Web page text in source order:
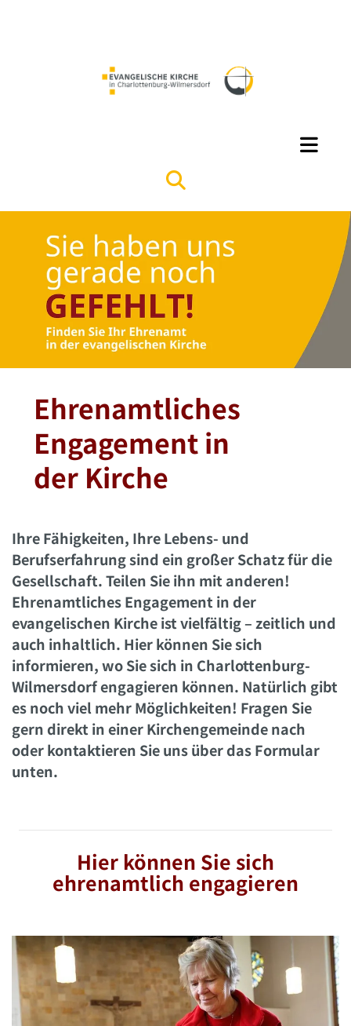
Ehrenamtliches
Engagement in
der Kirche
Ihre Fähigkeiten, Ihre Lebens- und
Berufserfahrung sind ein großer Schatz für die
Gesellschaft. Teilen Sie ihn mit anderen!
Ehrenamtliches Engagement in der
evangelischen Kirche ist vielfältig – zeitlich und
auch inhaltlich. Hierkönnen Sie sich
informieren, wo Sie sich in Charlottenburg-
Wilmersdorf engagieren können. Natürlich gibt
es noch viel mehr Möglichkeiten! Fragen Sie
gern direkt in einer Kirchengemeinde nach
oder kontaktieren Sie uns über das Formular
unten.
Hier können Sie sich
ehrenamtlich engagieren